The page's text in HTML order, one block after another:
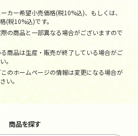
カー希望小売価格(税10%込)、もしくは、
(税10%込)です。
の商品と一部異なる場合がございますので
商品は生産・販売が終了している場合がご
。
のホームページの情報は変更になる場合が
い。
商品を探す